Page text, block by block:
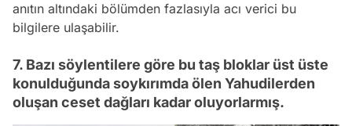
anıtın altındaki bölümden fazlasıyla acı verici bu
bilgilere ulaşabilir.
7. Bazı söylentilere göre bu taş bloklar üst üste
konulduğunda soykırımda ölen Yahudilerden
oluşan ceset dağları kadar oluyorlarmış.